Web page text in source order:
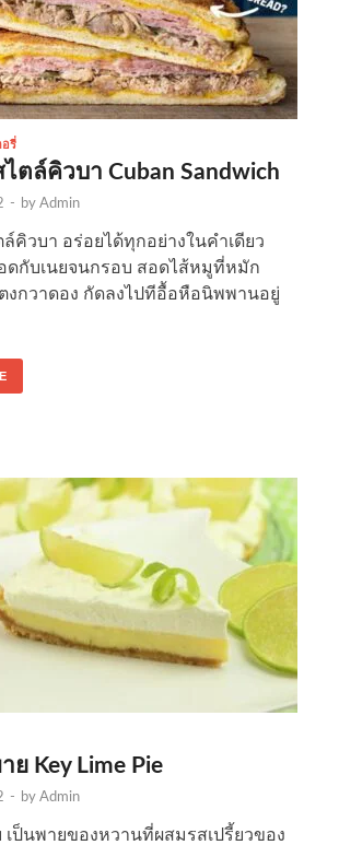
อรี่
ตล์คิวบา Cuban Sandwich
- by Admin
คิวบา อร่อยได้ทุกอย่างในคำเดียว
กับเนยจนกรอบ สอดไส้หมูที่หมัก
งกวาดอง กัดลงไปทีอื้อหือนิพพานอยู่
ย Key Lime Pie
- by Admin
เป็นพายของหวานที่ผสมรสเปรี้ยวของ